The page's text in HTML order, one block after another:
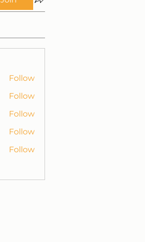
Follow
Follow
Follow
Follow
Follow